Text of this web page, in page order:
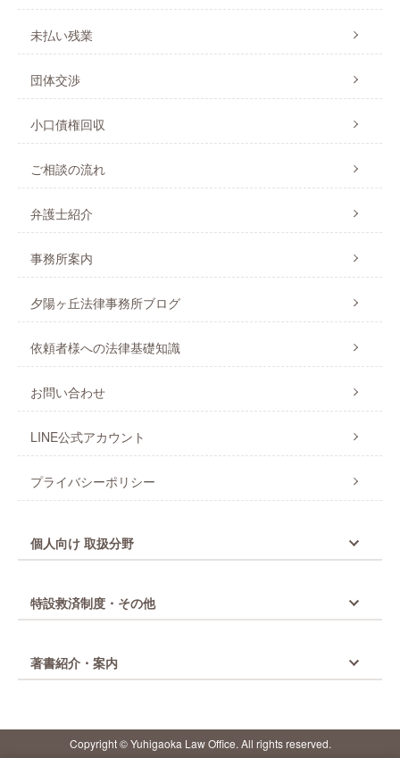
未払い残業
団体交渉
小口債権回収
ご相談の流れ
弁護士紹介
事務所案内
夕陽ヶ丘法律事務所ブログ
依頼者様への法律基礎知識
お問い合わせ
LINE公式アカウント
プライバシーポリシー
個人向け 取扱分野
特設救済制度・その他
著書紹介・案内
Copyright © Yuhigaoka Law Office. All rights reserved.